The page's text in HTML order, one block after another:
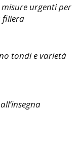
misure urgenti per
filiera
tondi e varietà